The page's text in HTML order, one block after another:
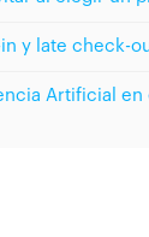
y late check-
Artificial